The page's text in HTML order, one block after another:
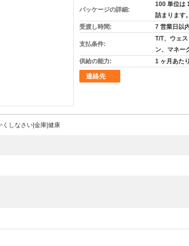
パッケージの詳細:
100 単位は
詰まります。
受渡し時間:
7 営業日以
支払条件:
T/T、ウェ
ン、マネー
供給の能力:
1 ヶ月あた
連絡先
くしなさい|金庫|健康